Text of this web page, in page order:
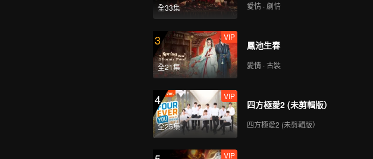
全33集 愛情 · 劇情
3
全21集
VIP
鳳池生春
愛情 · 古裝
4
全25集
VIP
四方極愛2 (未剪輯版）
四方極愛2 (未剪輯版）
VIP